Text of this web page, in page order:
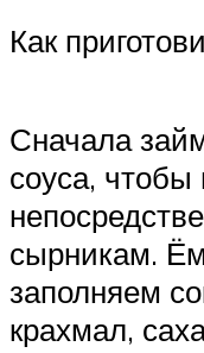
Как
Сначала
соуса, чтобы
сырникам.
заполняем
крахмал,